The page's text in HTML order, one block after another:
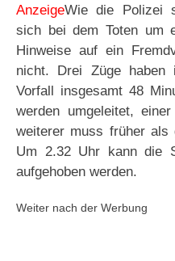
AnzeigeWie die Polizei
sich bei dem Toten um
Hinweise auf ein
nicht. Drei Züge
Vorfall insgesamt 48
werden umgeleitet,
weiterer muss früher als
Um 2.32 Uhr kann die
aufgehoben werden.
Weiter nach der Werbung